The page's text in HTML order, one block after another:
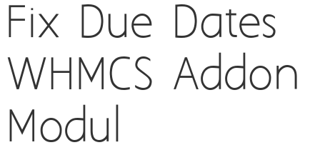
Fix Due Dates
WHMCS Addon
Modul